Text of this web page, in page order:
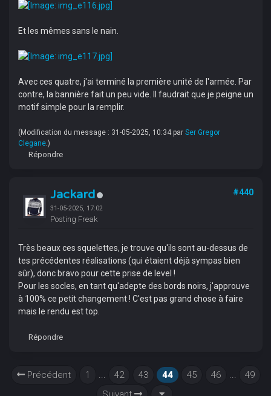
Et les mêmes sans le nain.
Avec ces quatre, j'ai terminé la première unité de l'armée. Par
contre, la bannière fait un peu vide. Il faudrait que je peigne un
motif simple pour la remplir.
(Modification du message : 31-05-2025, 10:34 par Ser Gregor
Clegane.)
Répondre
Jackard
31-05-2025, 17:02
Posting Freak
#440
Très beaux ces squelettes, je trouve qu'ils sont au-dessus de
tes précédentes réalisations (qui étaient déjà sympas bien
sûr), donc bravo pour cette prise de level !
Pour les socles, en tant qu'adepte des bords noirs, j'approuve
à 100% ce petit changement ! C'est pas grand chose à faire
mais le rendu est top.
Répondre
Précédent 1 ... 42 43 44 45 46 ...
49